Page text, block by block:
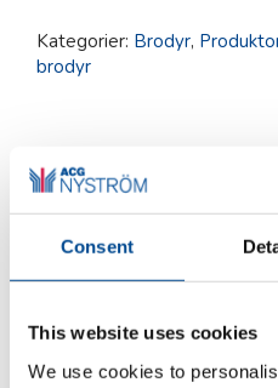
Consent
This website uses cookies
We use cookies to
Kategorier: Brodyr,
brodyr
Beskrivning
outlineredigering
digitalisering